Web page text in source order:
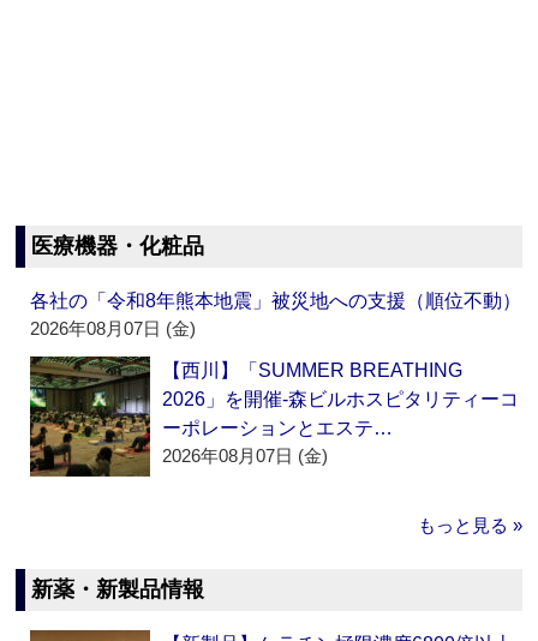
医療機器・化粧品
各社の「令和8年熊本地震」被災地への支援（順位不動）
2026年08月07日 (金)
【西川】「SUMMER BREATHING
2026」を開催‐森ビルホスピタリティーコ
ーポレーションとエステ…
2026年08月07日 (金)
もっと見る »
新薬・新製品情報